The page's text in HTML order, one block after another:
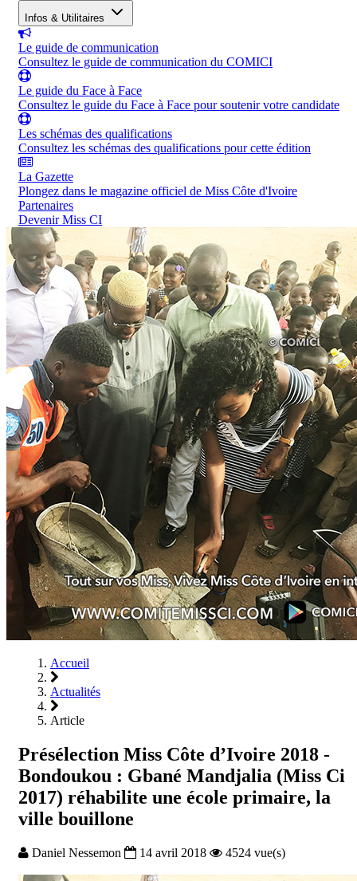
Infos & Utilitaires
Le guide de communication
Consultez le guide de communication du COMICI
Le guide du Face à Face
Consultez le guide du Face à Face pour soutenir votre candidate
Les schémas des qualifications
Consultez les schémas des qualifications pour cette édition
La Gazette
Plongez dans le magazine officiel de Miss Côte d'Ivoire
Partenaires
Devenir Miss CI
Accueil
Actualités
Article
Présélection Miss Côte d’Ivoire 2018 -
Bondoukou : Gbané Mandjalia (Miss Ci
2017) réhabilite une école primaire, la
ville bouillone
Daniel Nessemon 14 avril 2018 4524 vue(s)